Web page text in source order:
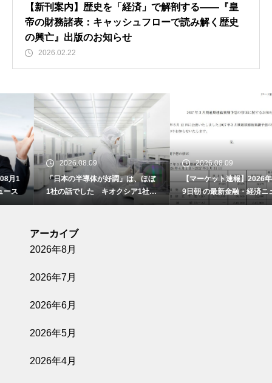
【新刊案内】歴史を「経済」で解剖する――『皇
帝の財務諸表：キャッシュフローで読み解く歴史
の興亡』出版のお知らせ
2026.02.22
2026.08.09
「日本の半導体が好調」は、ほぼ
1社の話でした キオクシア1社の
3か月の利益が、他6社の1年分を
2026.08.09
【マーケット速報】2026年08月0
9日朝 の最新金融・経済ニュース
アーカイブ
2026年8月
2026年7月
2026年6月
2026年5月
2026年4月